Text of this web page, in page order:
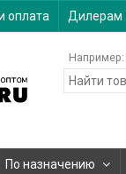
оплата Дилерам
Например:
По назначению